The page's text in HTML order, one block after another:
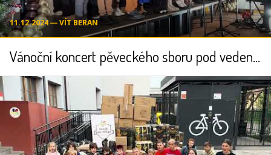
11.12.2024 ― VÍT BERAN
Vánoční koncert pěveckého sboru pod vedením Dalibora Havlíčka a Nikoly Nehilčové - 12.12.2024